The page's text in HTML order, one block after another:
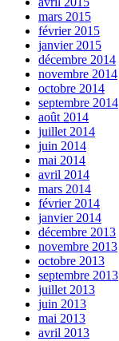
mars 2015
février 2015
janvier 2015
décembre 2014
novembre 2014
octobre 2014
septembre 2014
août 2014
juillet 2014
juin 2014
mai 2014
avril 2014
mars 2014
février 2014
janvier 2014
décembre 2013
novembre 2013
octobre 2013
septembre 2013
juillet 2013
juin 2013
mai 2013
avril 2013